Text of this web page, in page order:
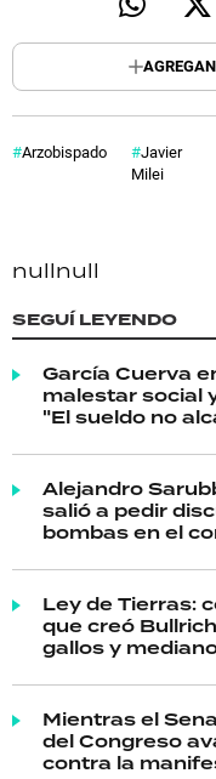
Arzobispado
Javier
Milei
nullnull
SEGUÍ LEYENDO
García Cuerva
malestar social
"El sueldo no
Alejandro
salió a pedir
bombas en el
Ley de Tierras:
que creó
gallos y
Mientras el
del Congreso
contra la